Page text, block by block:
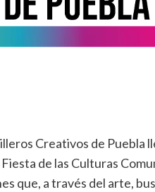
Creativos de Puebla
de las Culturas
que, a través del arte,